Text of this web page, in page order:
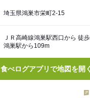
埼玉県鴻巣市栄町2-15
ＪＲ高崎線鴻巣駅西口から 徒
鴻巣駅から109m
食べログアプリで地図を開く